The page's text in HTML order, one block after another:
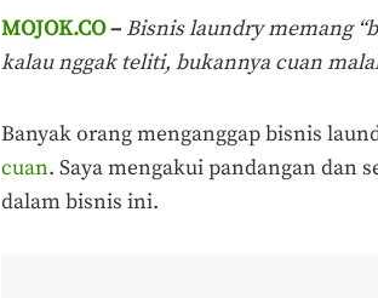
MOJOK.CO– Bisnis laundry memang
kalau nggak teliti, bukannya cuan
Banyak orang menganggap bisnis
cuan. Saya mengakui pandangan dan
dalam bisnis ini.